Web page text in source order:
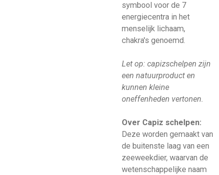
symbool voor de 7
energiecentra in het
menselijk lichaam,
chakra's genoemd.
Let op: capizschelpen zijn
een natuurproduct en
kunnen kleine
oneffenheden vertonen.
Over Capiz schelpen:
Deze worden gemaakt van
de buitenste laag van een
zeeweekdier, waarvan de
wetenschappelijke naam